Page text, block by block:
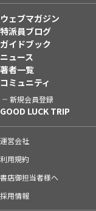
ウェブマガジン
特派員ブログ
ガイドブック
ニュース
著者一覧
コミュニティ
新規会員登録
GOOD LUCK TRIP
運営会社
利用規約
書店御担当者様へ
採用情報